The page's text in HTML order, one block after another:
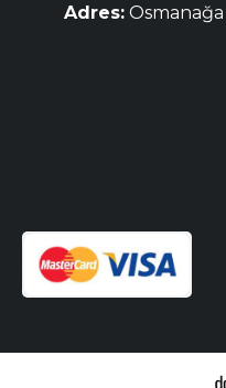
Adres: